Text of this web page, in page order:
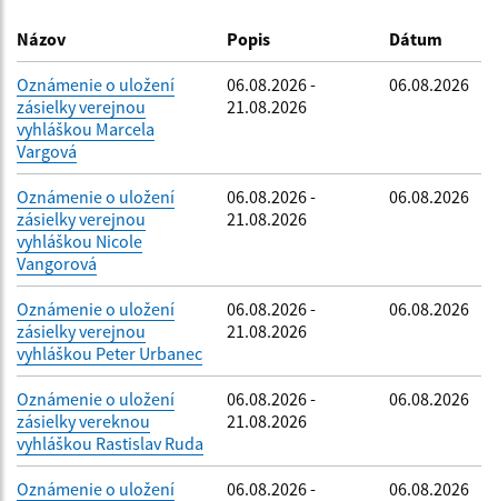
Filtrovať
Názov Popis Dátum
Oznámenie o uložení
zásielky verejnou
vyhláškou Marcela
Vargová
06.08.2026 -
21.08.2026
06.08.2026
Oznámenie o uložení
zásielky verejnou
vyhláškou Nicole
Vangorová
06.08.2026 -
21.08.2026
06.08.2026
Oznámenie o uložení
zásielky verejnou
vyhláškou Peter Urbanec
06.08.2026 -
21.08.2026
06.08.2026
Oznámenie o uložení
zásielky vereknou
vyhláškou Rastislav Ruda
06.08.2026 -
21.08.2026
06.08.2026
Oznámenie o uložení
06.08.2026 -
06.08.2026